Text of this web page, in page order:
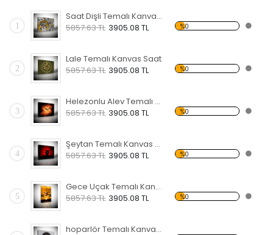
1
Saat Dişli Temalı Kanvas Saat
5857.63 TL 3905.08 TL %0
2
Lale Temalı Kanvas Saat
5857.63 TL 3905.08 TL %0
3
Helezonlu Alev Temalı Kanvas Saat
5857.63 TL 3905.08 TL %0
4
Şeytan Temalı Kanvas Saat
5857.63 TL 3905.08 TL %0
5
Gece Uçak Temalı Kanvas Saat
5857.63 TL 3905.08 TL %0
hoparlör Temalı Kanvas Saat